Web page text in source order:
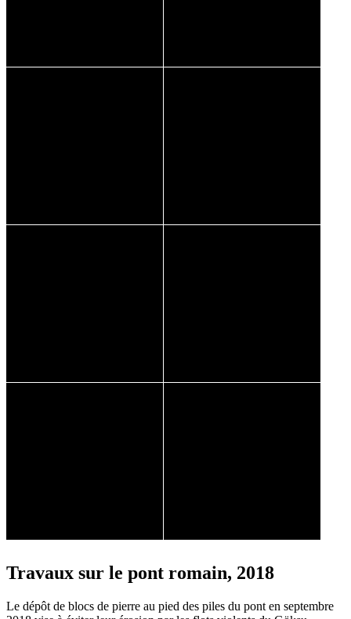
Travaux sur le pont romain, 2018
Le dépôt de blocs de pierre au pied des piles du pont en septembre